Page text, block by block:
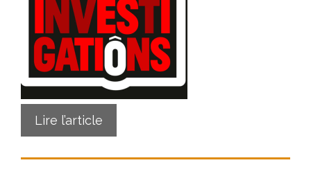
Lire l’article